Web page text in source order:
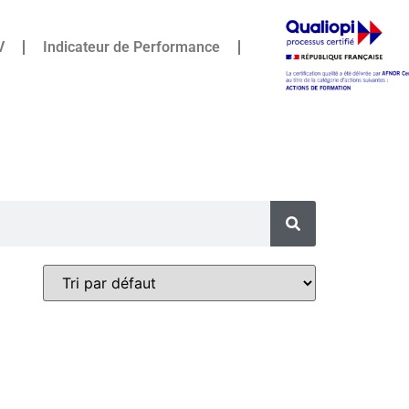
Indicateur de Performance